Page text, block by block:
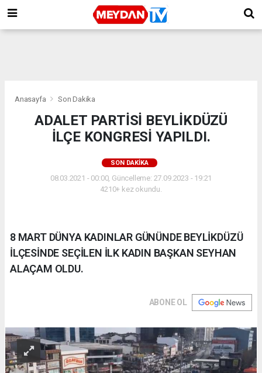
Anasayfa Son Dakika
ADALET PARTİSİ BEYLİKDÜZÜ
İLÇE KONGRESİ YAPILDI.
SON DAKIKA
08.03.2021 - 00:00, Güncelleme: 27.09.2023 - 19:21
4210+ kez okundu.
8 MART DÜNYA KADINLAR GÜNÜNDE BEYLİKDÜZÜ
İLÇESİNDE SEÇİLEN İLK KADIN BAŞKAN SEYHAN
ALAÇAM OLDU.
ABONE OL